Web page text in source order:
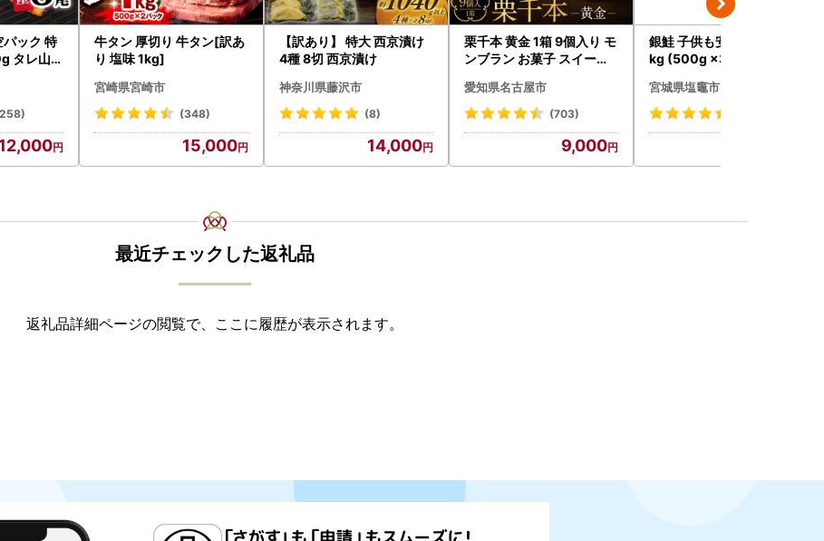
パック 特
タレ山椒
個包装
け 八千
12,000
牛タン 厚切り 牛タン[訳あ
り 塩味 1kg]
宮崎県宮崎市
(348)
15,000
【訳あり】 特大 西京漬け
4種 8切 西京漬け
神奈川県藤沢市
(8)
14,000
栗千本 黄金 1箱 9個入り モ
ンブラン お菓子 スイーツ
愛知県名古屋市
(703)
9,000
銀鮭 子供も安心 骨取り 1.5
kg (500g ×3パック) 鮭
宮城県塩竈市
最近チェックした返礼品
返礼品詳細ページの閲覧で、ここに履歴が表示されます。